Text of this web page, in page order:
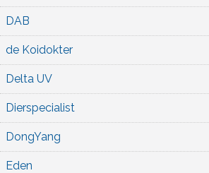
DAB
de Koidokter
Delta UV
Dierspecialist
DongYang
Eden